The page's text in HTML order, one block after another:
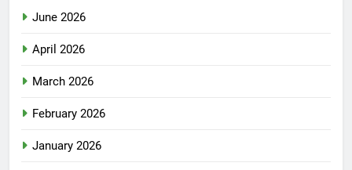
June 2026
April 2026
March 2026
February 2026
January 2026